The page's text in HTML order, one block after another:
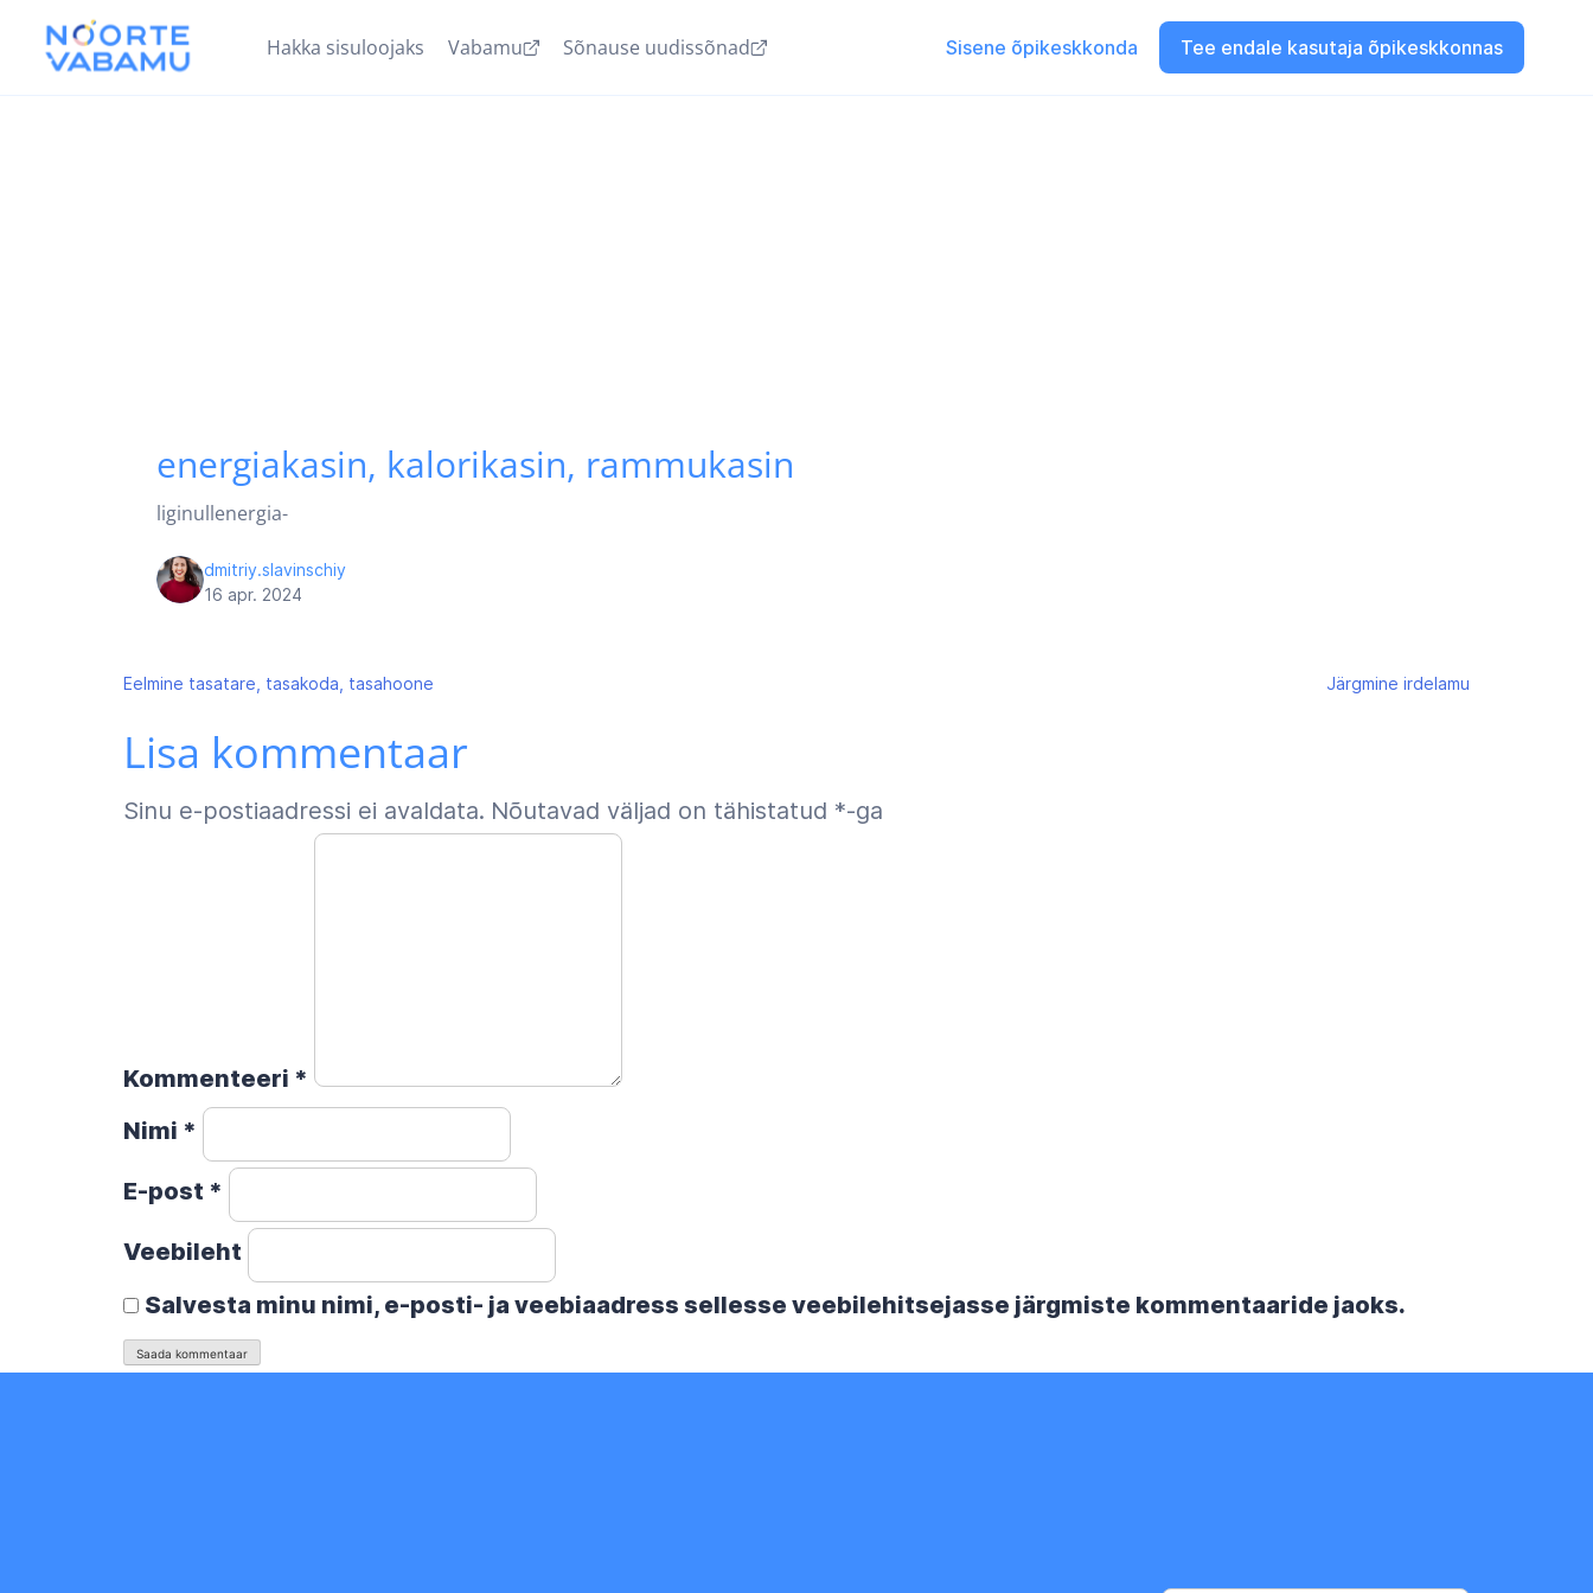
Hakka sisuloojaks Vabamu Sõnause uudissõnad Sisene õpikeskkonda Tee endale kasutaja õpikeskkonnas
energiakasin, kalorikasin, rammukasin
liginullenergia-
dmitriy.slavinschiy
16 apr. 2024
Navigeerimine
Eelmine tasatare, tasakoda, tasahoone Järgmine irdelamu
Lisa kommentaar
Sinu e-postiaadressi ei avaldata. Nõutavad väljad on tähistatud *-ga
Kommenteeri *
Nimi *
E-post *
Veebileht
Salvesta minu nimi, e-posti- ja veebiaadress sellesse veebilehitsejasse järgmiste kommentaaride jaoks.